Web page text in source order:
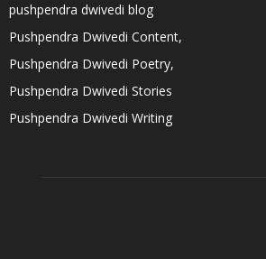
pushpendra dwivedi blog
Pushpendra Dwivedi Content,
Pushpendra Dwivedi Poetry,
Pushpendra Dwivedi Stories
Pushpendra Dwivedi Writing